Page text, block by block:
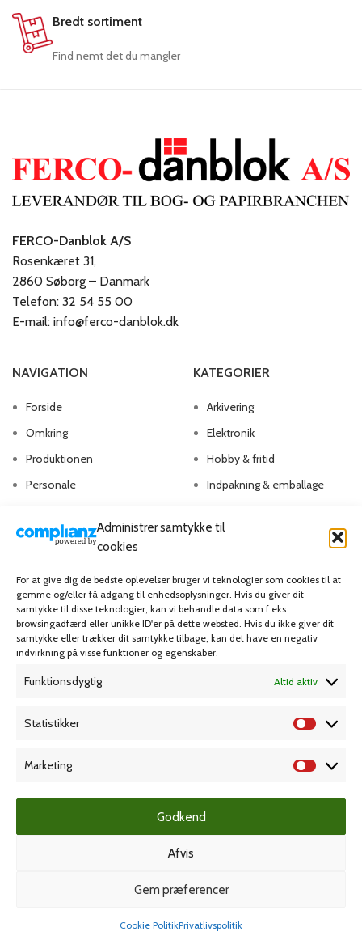
Administrer samtykke til
cookies
For at give dig de bedste oplevelser bruger vi teknologier som cookies til at
gemme og/eller få adgang til enhedsoplysninger. Hvis du giver dit
samtykke til disse teknologier, kan vi behandle data som f.eks.
browsingadfærd eller unikke ID'er på dette websted. Hvis du ikke giver dit
samtykke eller trækker dit samtykke tilbage, kan det have en negativ
indvirkning på visse funktioner og egenskaber.
Funktionsdygtig Altid aktiv
Statistikker
Marketing
Godkend
Afvis
Gem præferencer
Cookie PolitikPrivatlivspolitik
Bredt sortiment
Find nemt det du mangler
FERCO-Danblok A/S
Rosenkæret 31,
2860 Søborg – Danmark
Telefon: 32 54 55 00
E-mail: info@ferco-danblok.dk
NAVIGATION
Forside
Omkring
Produktionen
Personale
KATEGORIER
Arkivering
Elektronik
Hobby & fritid
Indpakning & emballage
Papirvarer
Spil & lotteri
MIN KONTO
Adresser
KUNDESERVICE
Grafisk forlag
Dansk Kartotekfabrik